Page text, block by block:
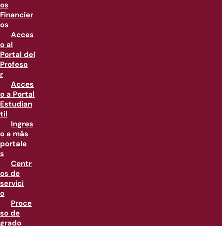
os
Financier
os
Acces
o al
Portal del
Profeso
r
Acces
o a Portal
Estudian
til
Ingres
o a más
portale
s
Centr
os de
servici
o
Proce
so de
grado